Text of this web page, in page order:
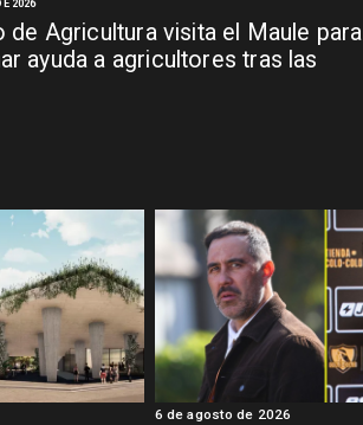
de Agricultura visita el Maule para
ayuda a agricultores tras las
2026
6 de agosto de 2026